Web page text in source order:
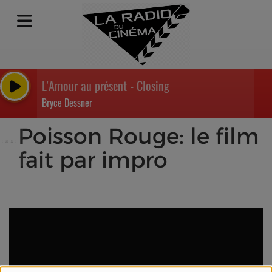
L'Amour au présent - Closing
Bryce Dessner
Poisson Rouge: le film
fait par impro